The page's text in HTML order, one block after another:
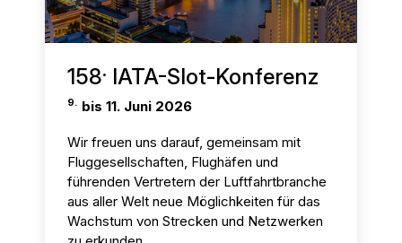
158. IATA-Slot-Konferenz
9. bis 11. Juni 2026
Wir freuen uns darauf, gemeinsam mit
Fluggesellschaften, Flughäfen und
führenden Vertretern der Luftfahrtbranche
aus aller Welt neue Möglichkeiten für das
Wachstum von Strecken und Netzwerken